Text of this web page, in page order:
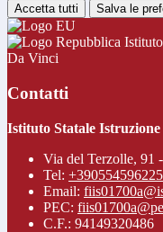
Accetta tutti Salva le
Da Vinci
Contatti
Istituto Statale
Via del Terzolle, 91
Tel: +390554596225
Email:
PEC:
C.F.: 94149320486